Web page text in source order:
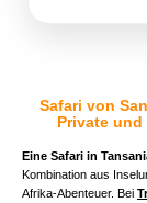
Safari von
Private
Eine Safari in
Kombination aus
Afrika-Abenteuer. Bei